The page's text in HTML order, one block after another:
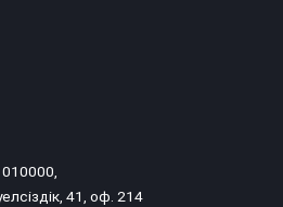
41, оф. 214